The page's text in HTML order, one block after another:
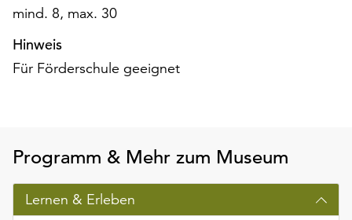
Möchten
die
verwendeten
die
Einstellungen
über
die
mind. 8, max. 30
Hinweis
Für Förderschule geeignet
Programm & Mehr zum Museum
Lernen & Erleben